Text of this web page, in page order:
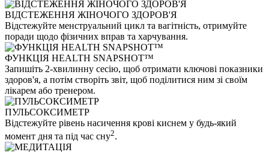
ВІДСТЕЖЕННЯ ЖІНОЧОГО ЗДОРОВ'Я
Відстежуйте менструальний цикл та вагітність, отримуйте
поради щодо фізичних вправ та харчування.
ФУНКЦІЯ HEALTH SNAPSHOT™
Запишіть 2-хвилинну сесію, щоб отримати ключові показники
здоров'я, а потім створіть звіт, щоб поділитися ним зі своїм
лікарем або тренером.
ПУЛЬСОКСИМЕТР
Відстежуйте рівень насичення крові киснем у будь-який
момент дня та під час сну2.